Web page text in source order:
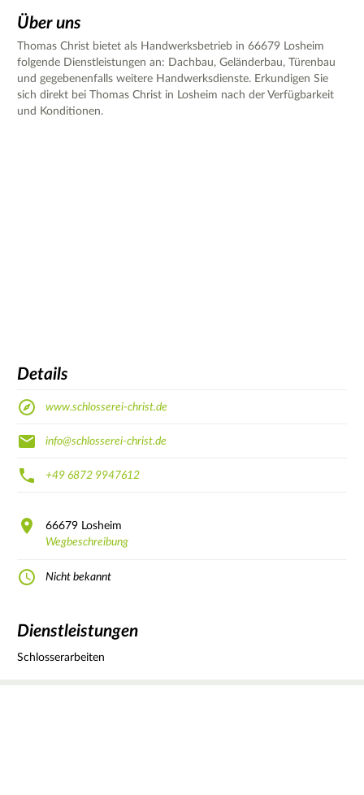
Über uns
Thomas Christ bietet als Handwerksbetrieb in 66679 Losheim
folgende Dienstleistungen an: Dachbau, Geländerbau, Türenbau
und gegebenenfalls weitere Handwerksdienste. Erkundigen Sie
sich direkt bei Thomas Christ in Losheim nach der Verfügbarkeit
und Konditionen.
Details
www.schlosserei-christ.de
info@schlosserei-christ.de
+49 6872 9947612
66679 Losheim
Wegbeschreibung
Nicht bekannt
Dienstleistungen
Schlosserarbeiten